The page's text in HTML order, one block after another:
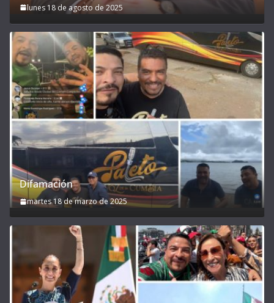
lunes 18 de agosto de 2025
Difamación
martes 18 de marzo de 2025